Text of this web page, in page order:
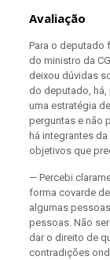
Avaliação
Para o deputado
do ministro da
deixou dúvidas
do deputado,
uma estratégia
perguntas e não
há integrantes
objetivos que
— Percebi
forma covarde
algumas
pessoas. Não
dar o direito de
contradições